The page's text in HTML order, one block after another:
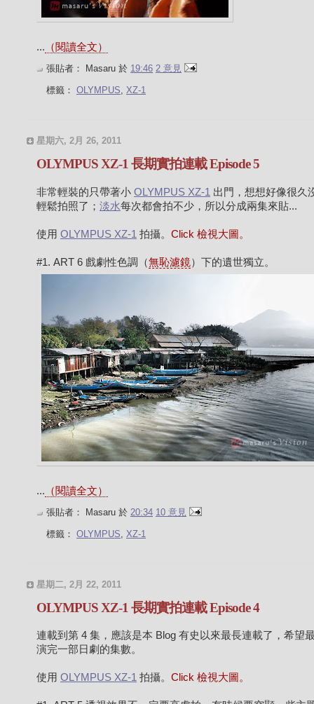
... （閱讀全文）
張貼者： Masaru 於 19:46 2 意見
標籤： OLYMPUS, XZ-1
星期六, 2月 26, 2011
OLYMPUS XZ-1 長期實拍連載 Episode 5
非常輕裝的只帶著小 OLYMPUS XZ-1 出門，想想好像很久
輕鬆拍照了； 淡水每次都會拍不少，所以分成兩集來貼...
使用 OLYMPUS XZ-1 拍攝。 Click 檢視大圖。
#1. ART 6 戲劇性色調（無恥濾鏡）下的遺世獨立。
... （閱讀全文）
張貼者： Masaru 於 20:34 10 意見
標籤： OLYMPUS, XZ-1
星期二, 2月 22, 2011
OLYMPUS XZ-1 長期實拍連載 Episode 4
連載到第 4 集，應該是本 Blog 有史以來最長連載了，希望
演完一部日劇的集數。
使用 OLYMPUS XZ-1 拍攝。 Click 檢視大圖。